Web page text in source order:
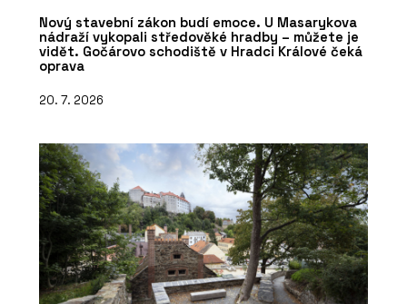
Nový stavební zákon budí emoce. U Masarykova
nádraží vykopali středověké hradby – můžete je
vidět. Gočárovo schodiště v Hradci Králové čeká
oprava
20. 7. 2026